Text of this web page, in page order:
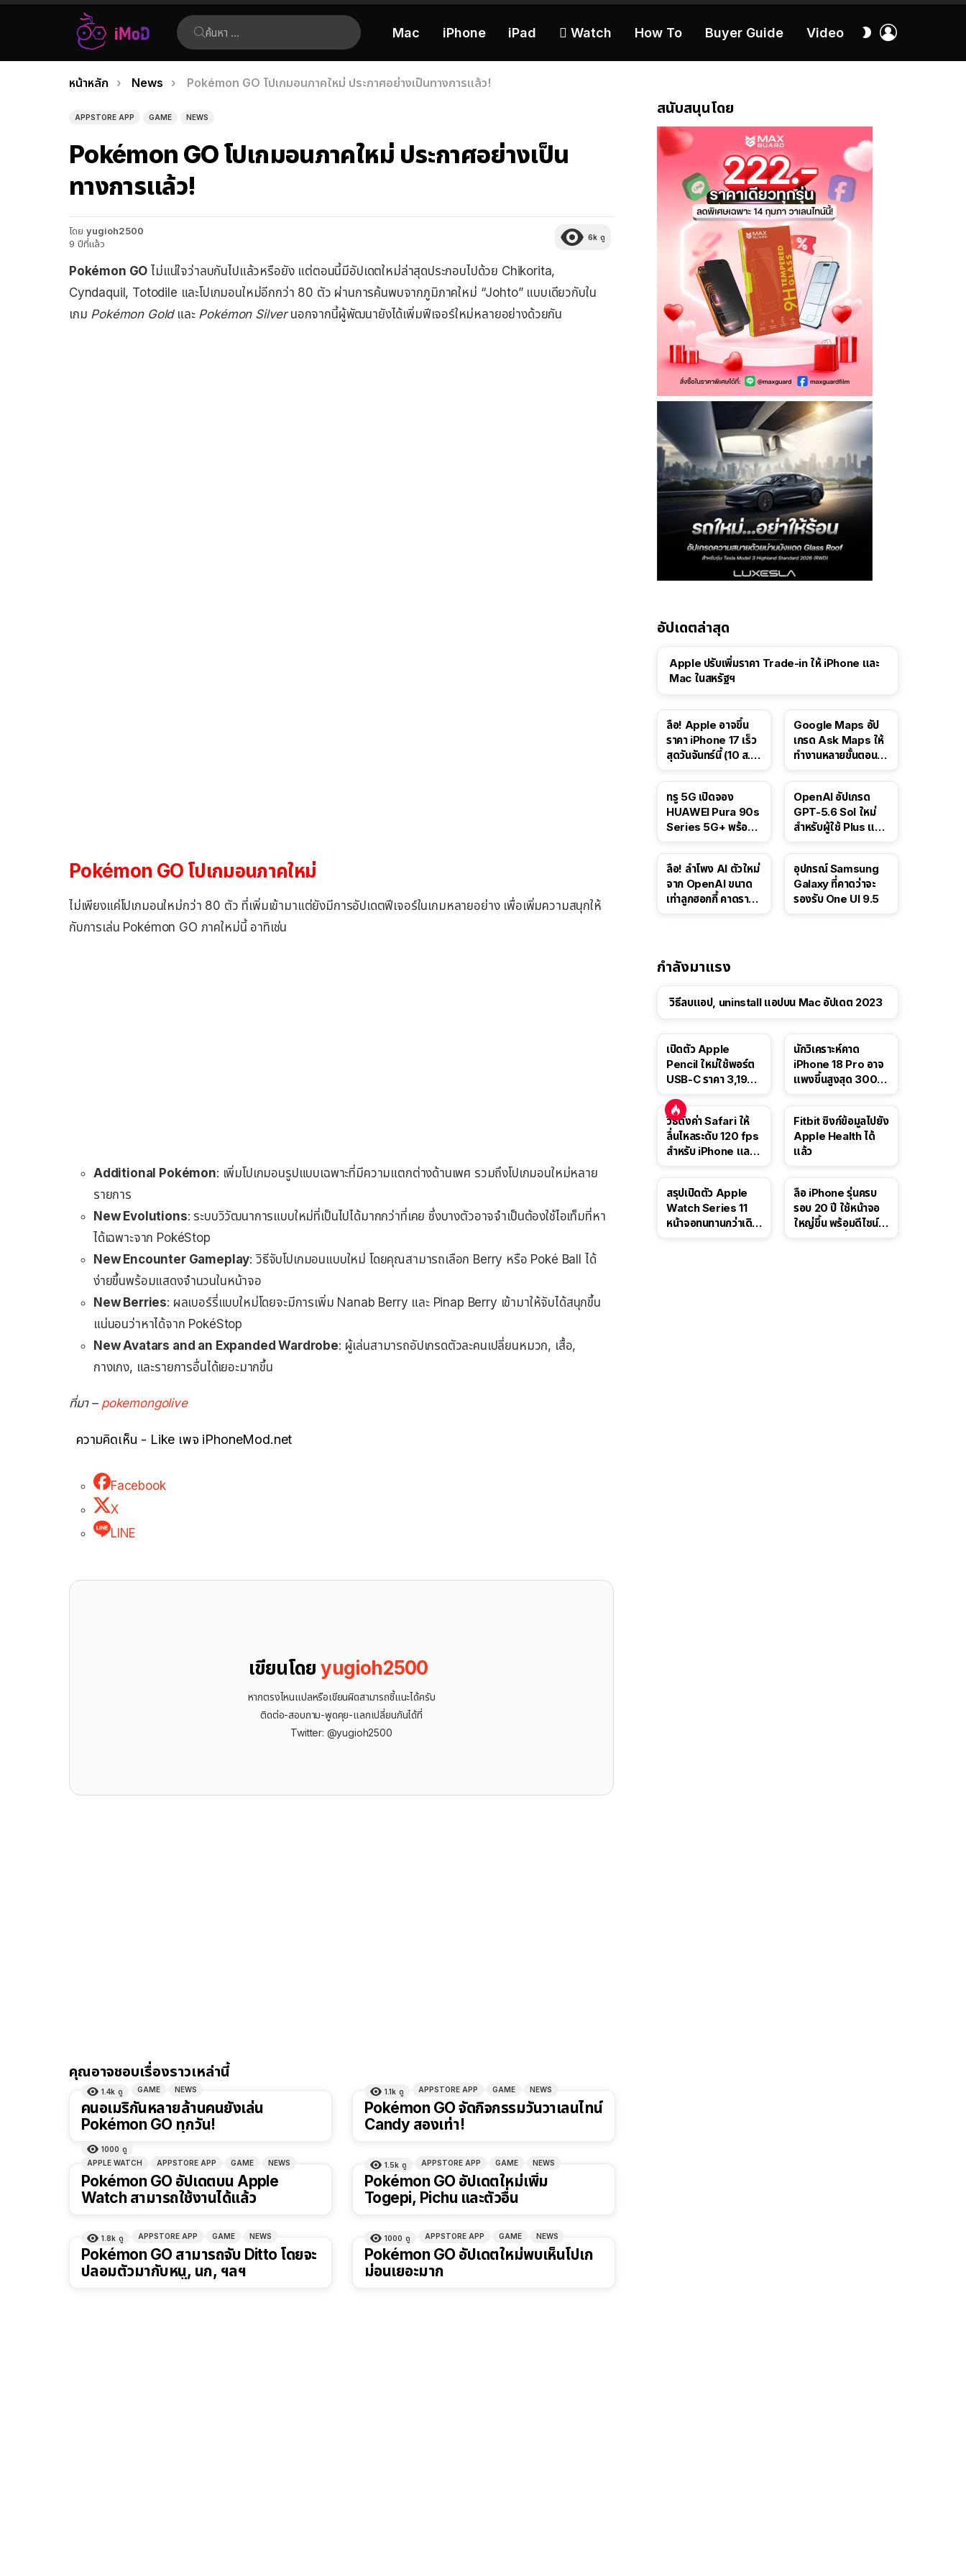
ค้นหา:
Mac iPhone iPad  Watch How To Buyer Guide Video
สลับ
เรื่อง
ล่าสุด
คุณอยู่ที่นี่:
หน้าหลัก News Pokémon GO โปเกมอนภาคใหม่ ประกาศอย่างเป็นทางการแล้ว!
APPSTORE APP GAME NEWS
Pokémon GO โปเกมอนภาคใหม่ ประกาศอย่างเป็น
ทางการแล้ว!
โดย yugioh2500
9 ปีที่แล้ว
6k ดู
Pokémon GO ไม่แน่ใจว่าลบกันไปแล้วหรือยัง แต่ตอนนี้มีอัปเดตใหม่ล่าสุดประกอบไปด้วย Chikorita,
Cyndaquil, Totodile และโปเกมอนใหม่อีกกว่า 80 ตัว ผ่านการค้นพบจากภูมิภาคใหม่ “Johto” แบบเดียวกับใน
เกม Pokémon Goldและ Pokémon Silverนอกจากนี้ผู้พัฒนายังได้เพิ่มฟีเจอร์ใหม่หลายอย่างด้วยกัน
Pokémon GO โปเกมอนภาคใหม่
ไม่เพียงแค่โปเกมอนใหม่กว่า 80 ตัว ที่เพิ่มเข้ามาแต่ยังมีการอัปเดตฟีเจอร์ในเกมหลายอย่าง เพื่อเพิ่มความสนุกให้
กับการเล่น Pokémon GO ภาคใหม่นี้ อาทิเช่น
Additional Pokémon: เพิ่มโปเกมอนรูปแบบเฉพาะที่มีความแตกต่างด้านเพศ รวมถึงโปเกมอนใหม่หลาย
รายการ
New Evolutions: ระบบวิวัฒนาการแบบใหม่ที่เป็นไปได้มากกว่าที่เคย ซึ่งบางตัวอาจจำเป็นต้องใช้ไอเท็มที่หา
ได้เฉพาะจาก PokéStop
New Encounter Gameplay: วิธีจับโปเกมอนแบบใหม่ โดยคุณสามารถเลือก Berry หรือ Poké Ball ได้
ง่ายขึ้นพร้อมแสดงจำนวนในหน้าจอ
New Berries: ผลเบอร์รี่แบบใหม่โดยจะมีการเพิ่ม Nanab Berry และ Pinap Berry เข้ามาให้จับได้สนุกขึ้น
แน่นอนว่าหาได้จาก PokéStop
New Avatars and an Expanded Wardrobe: ผู้เล่นสามารถอัปเกรดตัวละคนเปลี่ยนหมวก, เสื้อ,
กางเกง, และรายการอื่นได้เยอะมากขึ้น
ที่มา – pokemongolive
ความคิดเห็น - Like เพจ iPhoneMod.net
Facebook
X
LINE
เขียนโดยyugioh2500
หากตรงไหนแปลหรือเขียนผิดสามารถชี้แนะได้ครับ
ติดต่อ-สอบถาม-พูดคุย-แลกเปลี่ยนกันได้ที่
Twitter: @yugioh2500
คุณอาจชอบเรื่องราวเหล่านี้
1.4k ดู GAME NEWS
คนอเมริกันหลายล้านคนยังเล่น
Pokémon GO ทุกวัน!
1.1k ดู APPSTORE APP GAME NEWS
Pokémon GO จัดกิจกรรมวันวาเลนไทน์
Candy สองเท่า!
1000 ดู
APPLE WATCH
APPSTORE APP GAME NEWS
Pokémon GO อัปเดตบน Apple
Watch สามารถใช้งานได้แล้ว
1.5k ดู APPSTORE APP GAME NEWS
Pokémon GO อัปเดตใหม่เพิ่ม
Togepi, Pichu และตัวอื่น
1.8k ดู APPSTORE APP GAME NEWS
Pokémon GO สามารถจับ Ditto โดยจะ
ปลอมตัวมากับหนู, นก, ฯลฯ
1000 ดู APPSTORE APP GAME NEWS
Pokémon GO อัปเดตใหม่พบเห็นโปเก
ม่อนเยอะมาก
สนับสนุนโดย
อัปเดตล่าสุด
Apple ปรับเพิ่มราคา Trade-in ให้ iPhone และ
Mac ในสหรัฐฯ
ลือ! Apple อาจขึ้น
ราคา iPhone 17 เร็ว
สุดวันจันทร์นี้ (10 ส.ค.
Google Maps อัป
เกรด Ask Maps ให้
ทำงานหลายขั้นตอนได้
สาธารณะ
ทรู 5G เปิดจอง
HUAWEI Pura 90s
Series 5G+ พร้อม
OpenAI อัปเกรด
GPT-5.6 Sol ใหม่
สำหรับผู้ใช้ Plus และ
ลือ! ลำโพง AI ตัวใหม่
จาก OpenAI ขนาด
เท่าลูกฮอกกี้ คาดราคา
อุปกรณ์ Samsung
Galaxy ที่คาดว่าจะ
รองรับ One UI 9.5
กำลังมาแรง
วิธีลบแอป, uninstall แอปบน Mac อัปเดต 2023
เปิดตัว Apple
Pencil ใหม่ใช้พอร์ต
USB-C ราคา 3,190
นี้
นักวิเคราะห์คาด
iPhone 18 Pro อาจ
แพงขึ้นสูงสุด 300
วิธีตั้งค่า Safari ให้
ลื่นไหลระดับ 120 fps
สำหรับ iPhone และ
Fitbit ซิงก์ข้อมูลไปยัง
Apple Health ได้
แล้ว
สรุปเปิดตัว Apple
Watch Series 11
หน้าจอทนทานกว่าเดิม
ลือ iPhone รุ่นครบ
รอบ 20 ปี ใช้หน้าจอ
ใหญ่ขึ้น พร้อมดีไซน์ไร้